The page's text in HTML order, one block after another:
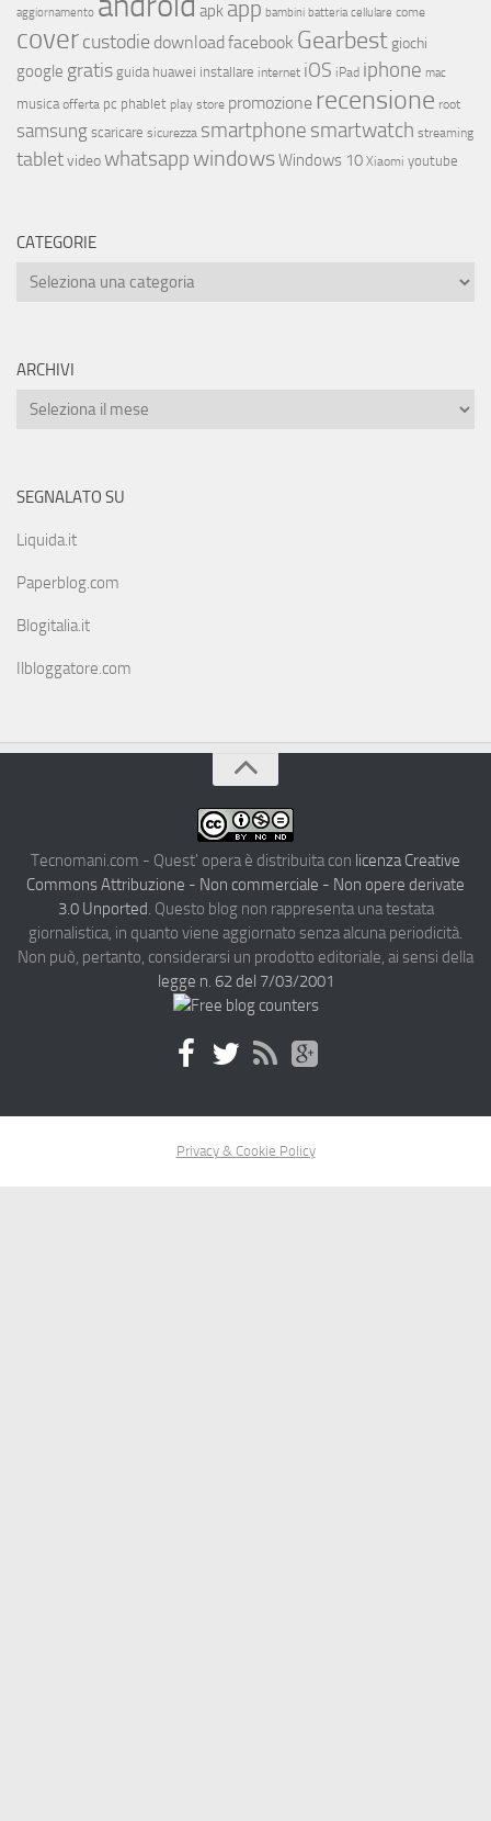
aggiornamento apk app bambini batteria cellulare come
covercustodie download facebook Gearbest giochi
google gratis guida huawei installare internet iOS iPad iphone mac
musica offerta pc phablet play store promozione recensione root
samsungscaricare sicurezza smartphone smartwatch streaming
tabletvideowhatsappwindowsWindows 10 Xiaomi youtube
CATEGORIE
ARCHIVI
SEGNALATO SU
Liquida.it
Paperblog.com
Blogitalia.it
Ilbloggatore.com
Tecnomani.com - Quest' opera è distribuita con licenza Creative
Commons Attribuzione - Non commerciale - Non opere derivate
3.0 Unported. Questo blog non rappresenta una testata
giornalistica, in quanto viene aggiornato senza alcuna periodicità.
Non può, pertanto, considerarsi un prodotto editoriale, ai sensi della
legge n. 62 del 7/03/2001
Privacy & Cookie Policy